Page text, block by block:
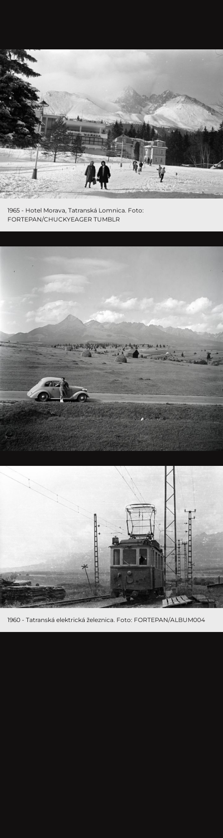
1965 - Hotel Morava, Tatranská Lomnica. Foto:
FORTEPAN/CHUCKYEAGER TUMBLR
1960 - Tatranská elektrická železnica. Foto: FORTEPAN/ALBUM004